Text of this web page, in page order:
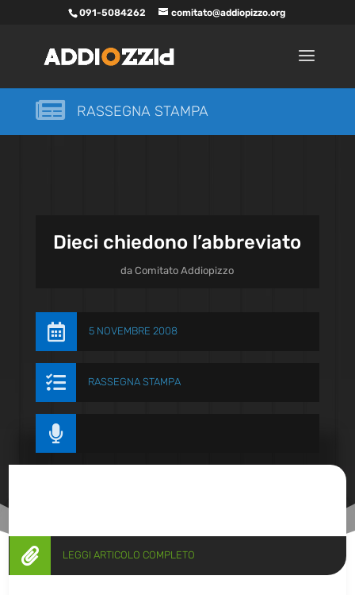
091-5084262 comitato@addiopizzo.org
 RASSEGNA STAMPA
Dieci chiedono l’abbreviato
daComitato Addiopizzo
 5 NOVEMBRE 2008
 RASSEGNA STAMPA

 LEGGI ARTICOLO COMPLETO